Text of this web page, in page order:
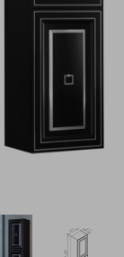
View larger imageView